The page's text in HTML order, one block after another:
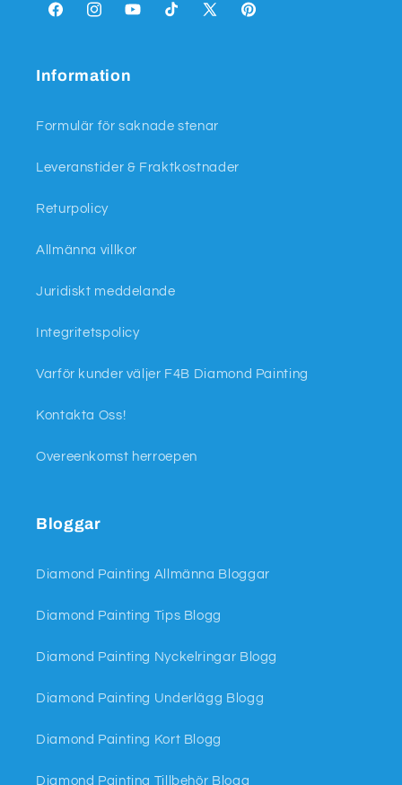
FacebookInstagramYouTubeTikTok X
Pinterest
Information
Formulär för saknade stenar
Leveranstider & Fraktkostnader
Returpolicy
Allmänna villkor
Juridiskt meddelande
Integritetspolicy
Varför kunder väljer F4B Diamond Painting
Kontakta Oss!
Overeenkomst herroepen
Bloggar
Diamond Painting Allmänna Bloggar
Diamond Painting Tips Blogg
Diamond Painting Nyckelringar Blogg
Diamond Painting Underlägg Blogg
Diamond Painting Kort Blogg
Diamond Painting Tillbehör Blogg